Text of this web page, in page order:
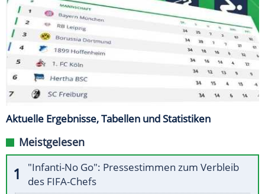
Aktuelle Ergebnisse, Tabellen und Statistiken
Meistgelesen
"Infanti-No Go": Pressestimmen zum Verbleib
des FIFA-Chefs